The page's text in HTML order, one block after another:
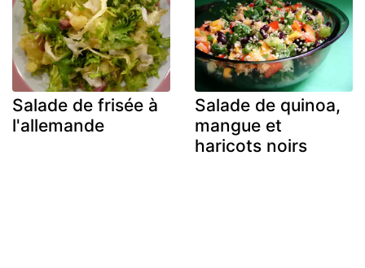
Salade de frisée à
l'allemande
Salade de quinoa,
mangue et
haricots noirs